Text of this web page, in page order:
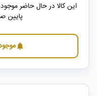
این کالا در حال حاضر
پایین
notifications